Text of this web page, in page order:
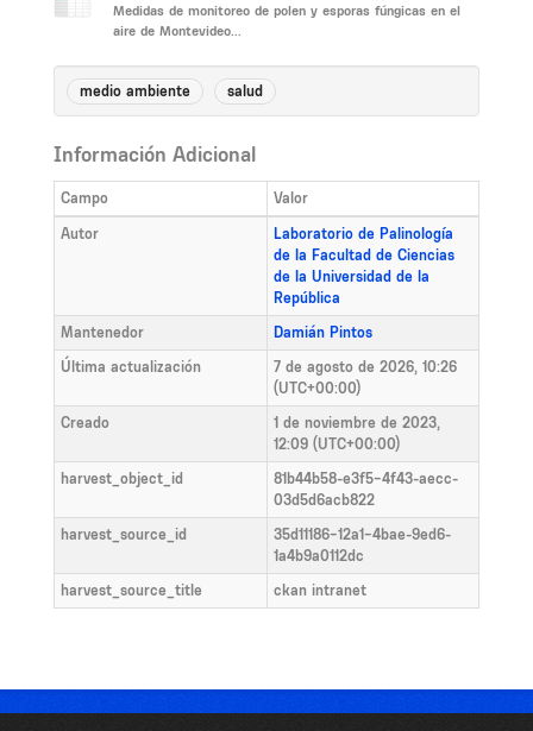
Medidas de monitoreo de polen y esporas fúngicas en el
aire de Montevideo...
medio ambiente salud
Información Adicional
Campo
Valor
Autor
Laboratorio de Palinología
de la Facultad de Ciencias
de la Universidad de la
República
Mantenedor
Damián Pintos
Última actualización
7 de agosto de 2026, 10:26
(UTC+00:00)
Creado
1 de noviembre de 2023,
12:09 (UTC+00:00)
harvest_object_id
81b44b58-e3f5-4f43-aecc-
03d5d6acb822
harvest_source_id
35d11186-12a1-4bae-9ed6-
1a4b9a0112dc
harvest_source_title
ckan intranet